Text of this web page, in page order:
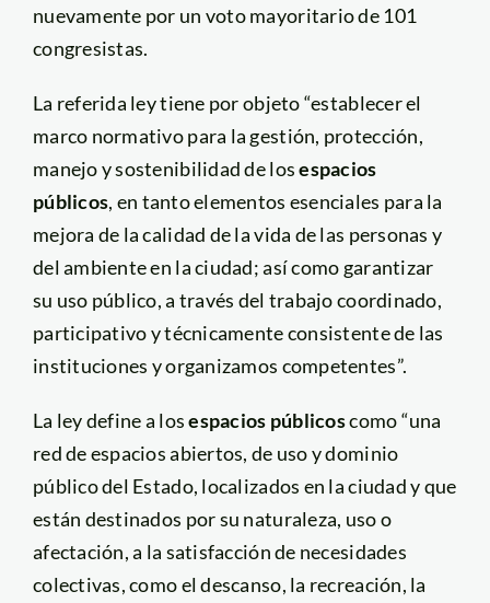
nuevamente por un voto mayoritario de 101
congresistas.
La referida ley tiene por objeto “establecer el
marco normativo para la gestión, protección,
manejo y sostenibilidad de losespacios
públicos, en tanto elementos esenciales para la
mejora de la calidad de la vida de las personas y
del ambiente en la ciudad; así como garantizar
su uso público, a través del trabajo coordinado,
participativo y técnicamente consistente de las
instituciones y organizamos competentes”.
La ley define a losespacios públicoscomo “una
red de espacios abiertos, de uso y dominio
público del Estado, localizados en la ciudad y que
están destinados por su naturaleza, uso o
afectación, a la satisfacción de necesidades
colectivas, como el descanso, la recreación, la